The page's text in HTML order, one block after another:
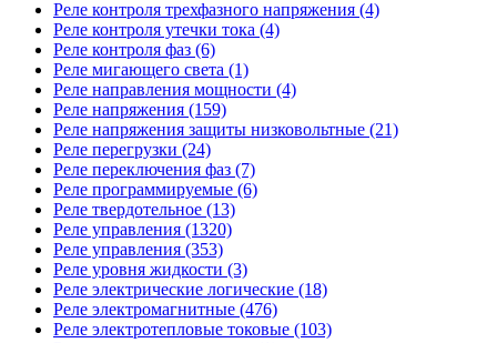
Реле контроля трехфазного напряжения (4)
Реле контроля утечки тока (4)
Реле контроля фаз (6)
Реле мигающего света (1)
Реле направления мощности (4)
Реле напряжения (159)
Реле напряжения защиты низковольтные (21)
Реле перегрузки (24)
Реле переключения фаз (7)
Реле программируемые (6)
Реле твердотельное (13)
Реле управления (1320)
Реле управления (353)
Реле уровня жидкости (3)
Реле электрические логические (18)
Реле электромагнитные (476)
Реле электротепловые токовые (103)